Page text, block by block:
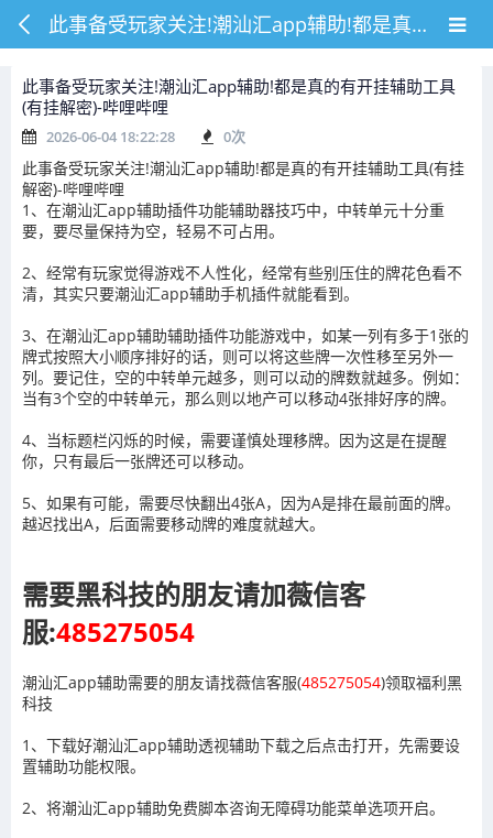
此事备受玩家关注!潮汕汇app辅助!都是真的有开挂辅助工具(有挂解密)-哔哩哔哩
此事备受玩家关注!潮汕汇app辅助!都是真的有开挂辅助工具
(有挂解密)-哔哩哔哩
2026-06-04 18:22:28 0次
此事备受玩家关注!潮汕汇app辅助!都是真的有开挂辅助工具(有挂
解密)-哔哩哔哩
1、在潮汕汇app辅助插件功能辅助器技巧中，中转单元十分重
要，要尽量保持为空，轻易不可占用。
2、经常有玩家觉得游戏不人性化，经常有些别压住的牌花色看不
清，其实只要潮汕汇app辅助手机插件就能看到。
3、在潮汕汇app辅助辅助插件功能游戏中，如某一列有多于1张的
牌式按照大小顺序排好的话，则可以将这些牌一次性移至另外一
列。要记住，空的中转单元越多，则可以动的牌数就越多。例如：
当有3个空的中转单元，那么则以地产可以移动4张排好序的牌。
4、当标题栏闪烁的时候，需要谨慎处理移牌。因为这是在提醒
你，只有最后一张牌还可以移动。
5、如果有可能，需要尽快翻出4张A，因为A是排在最前面的牌。
越迟找出A，后面需要移动牌的难度就越大。
需要黑科技的朋友请加薇信客
服:485275054
潮汕汇app辅助需要的朋友请找薇信客服(485275054)领取福利黑
科技
1、下载好潮汕汇app辅助透视辅助下载之后点击打开，先需要设
置辅助功能权限。
2、将潮汕汇app辅助免费脚本咨询无障碍功能菜单选项开启。